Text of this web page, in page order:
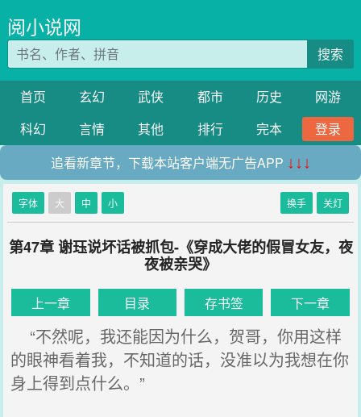
阅小说网
搜索
首页 玄幻 武侠 都市 历史
网游
科幻
言情 其他 排行 完本
登录
追看新章节，下载本站客户端无广告APP ↓↓↓
字体 大 中 小 换手 关灯
第47章 谢珏说坏话被抓包-《穿成大佬的假冒女友，夜
夜被亲哭》
上一章 目录 存书签 下一章
“不然呢，我还能因为什么，贺哥，你用这样
的眼神看着我，不知道的话，没准以为我想在你
身上得到点什么。”